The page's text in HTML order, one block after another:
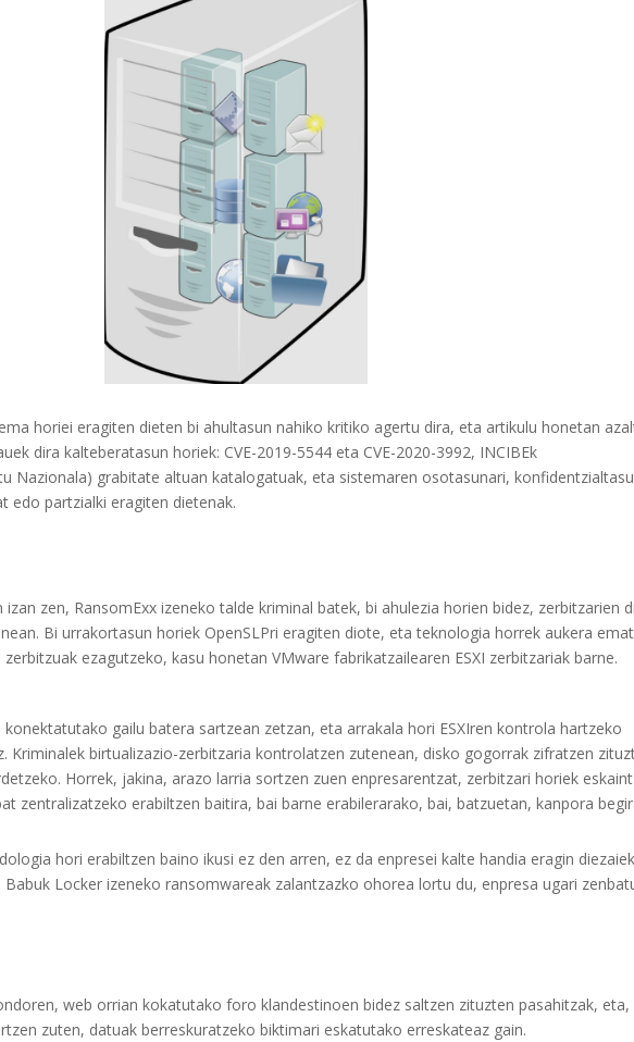
horiei eragiten dieten bi ahultasun nahiko kritiko agertu dira, eta artikulu honetan
dira kalteberatasun horiek: CVE-2019-5544 eta CVE-2020-3992, INCIBEk
Nazionala) grabitate altuan katalogatuak, eta sistemaren osotasunari,
edo partzialki eragiten dietenak.
zen, RansomExx izeneko talde kriminal batek, bi ahulezia horien bidez, zerbitzarien
Bi urrakortasun horiek OpenSLPri eragiten diote, eta teknologia horrek aukera
ezagutzeko, kasu honetan VMware fabrikatzailearen ESXI zerbitzariak barne.
gailu batera sartzean zetzan, eta arrakala hori ESXIren kontrola hartzeko
Kriminalek birtualizazio-zerbitzaria kontrolatzen zutenean, disko gogorrak zifratzen
Horrek, jakina, arazo larria sortzen zuen enpresarentzat, zerbitzari horiek
zentralizatzeko erabiltzen baitira, bai barne erabilerarako, bai, batzuetan, kanpora
hori erabiltzen baino ikusi ez den arren, ez da enpresei kalte handia eragin
Babuk Locker izeneko ransomwareak zalantzazko ohorea lortu du, enpresa ugari
web orrian kokatutako foro klandestinoen bidez saltzen zituzten pasahitzak, eta,
zuten, datuak berreskuratzeko biktimari eskatutako erreskateaz gain.